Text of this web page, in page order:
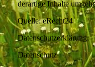
derartige Inhalte
Quelle: eRecht24
Datenschutzerklärung:
Datenschutz